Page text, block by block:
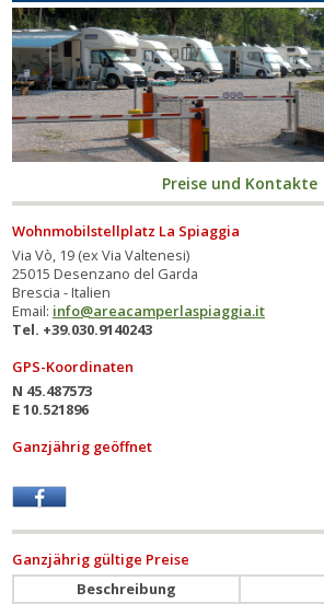
Preise und Kontakte
Wohnmobilstellplatz La Spiaggia
Via Vò, 19 (ex Via Valtenesi)
25015 Desenzano del Garda
Brescia - Italien
Email: info@areacamperlaspiaggia.it
Tel. +39.030.9140243
GPS-Koordinaten
N 45.487573
E 10.521896
Ganzjährig geöffnet
Ganzjährig gültige Preise
Beschreibung